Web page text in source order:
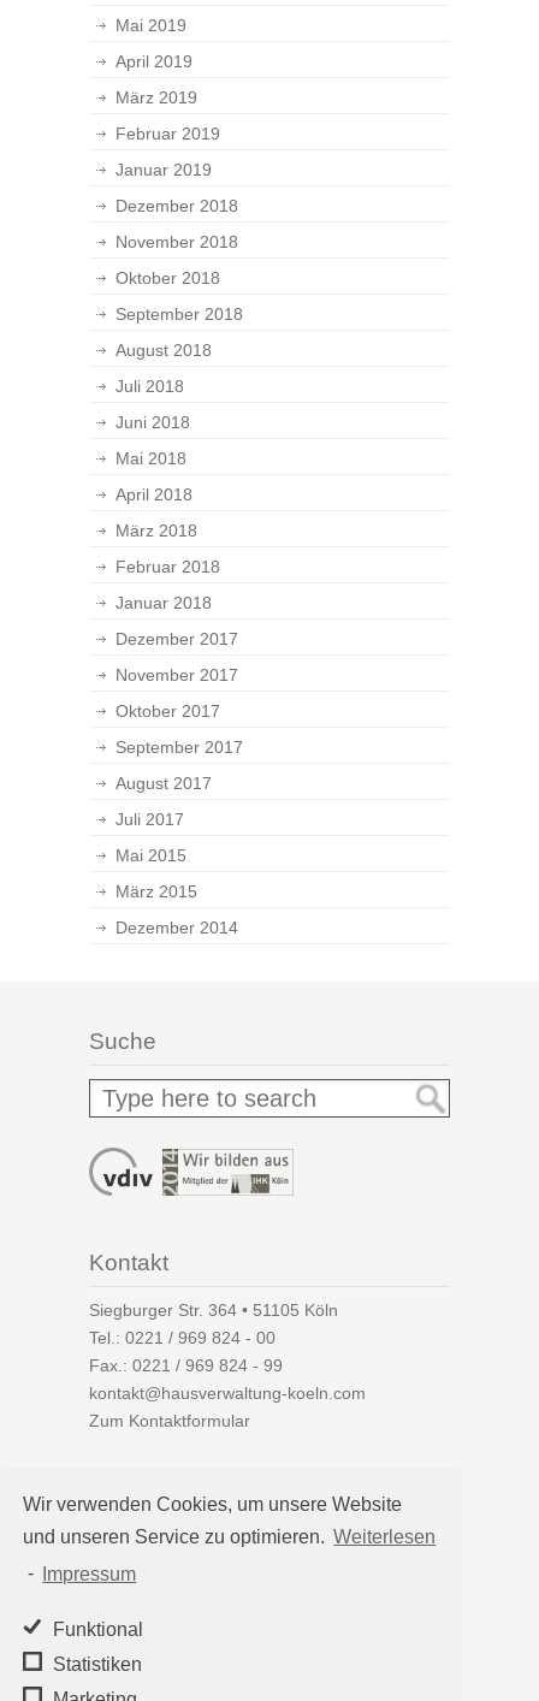
Wir verwenden Cookies, um unsere Website
und unseren Service zu optimieren. Weiterlesen
-
Impressum
Funktional
Statistiken
Mai 2019
April 2019
März 2019
Februar 2019
Januar 2019
Dezember 2018
November 2018
Oktober 2018
September 2018
August 2018
Juli 2018
Juni 2018
Mai 2018
April 2018
März 2018
Februar 2018
Januar 2018
Dezember 2017
November 2017
Oktober 2017
September 2017
August 2017
Juli 2017
Mai 2015
März 2015
Dezember 2014
Suche
Kontakt
Siegburger Str. 364 • 51105 Köln
Tel.: 0221 / 969 824 - 00
Fax.: 0221 / 969 824 - 99
kontakt@hausverwaltung-koeln.com
Zum Kontaktformular
Auf einen Blick
Hausverwaltung Köln
Immobilienverwaltung Köln
WEG-Verwaltung
Mietverwaltung